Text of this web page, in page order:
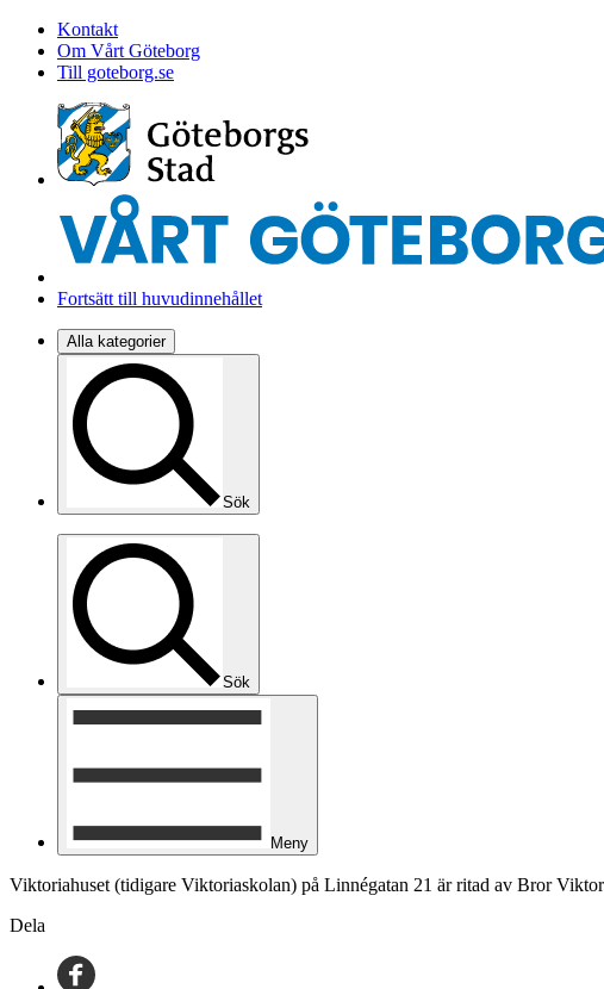
Kontakt
Om Vårt Göteborg
Till goteborg.se
Fortsätt till huvudinnehållet
Alla kategorier
Sök
Sök
Meny
Viktoriahuset (tidigare Viktoriaskolan) på Linnégatan 21 är ritad av Bror
Dela